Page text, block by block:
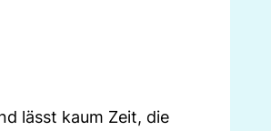
lässt kaum Zeit, die